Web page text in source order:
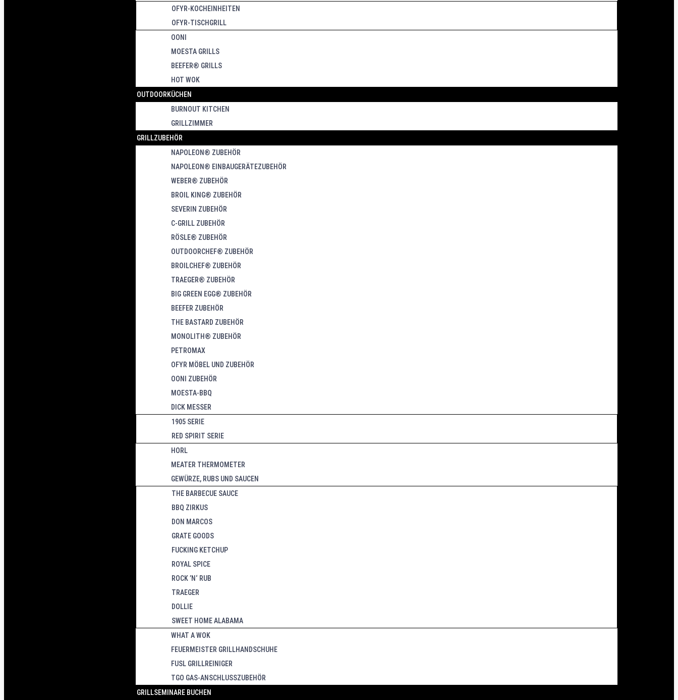
OFYR-KOCHEINHEITEN
OFYR-TISCHGRILL
OONI
MOESTA GRILLS
BEEFER® GRILLS
HOT WOK
OUTDOORKÜCHEN
BURNOUT KITCHEN
GRILLZIMMER
GRILLZUBEHÖR
NAPOLEON® ZUBEHÖR
NAPOLEON® EINBAUGERÄTEZUBEHÖR
WEBER® ZUBEHÖR
BROIL KING® ZUBEHÖR
SEVERIN ZUBEHÖR
C-GRILL ZUBEHÖR
RÖSLE® ZUBEHÖR
OUTDOORCHEF® ZUBEHÖR
BROILCHEF® ZUBEHÖR
TRAEGER® ZUBEHÖR
BIG GREEN EGG® ZUBEHÖR
BEEFER ZUBEHÖR
THE BASTARD ZUBEHÖR
MONOLITH® ZUBEHÖR
PETROMAX
OFYR MÖBEL UND ZUBEHÖR
OONI ZUBEHÖR
MOESTA-BBQ
DICK MESSER
1905 SERIE
RED SPIRIT SERIE
HORL
MEATER THERMOMETER
GEWÜRZE, RUBS UND SAUCEN
THE BARBECUE SAUCE
BBQ ZIRKUS
DON MARCOS
GRATE GOODS
FUCKING KETCHUP
ROYAL SPICE
ROCK ’N‘ RUB
TRAEGER
DOLLIE
SWEET HOME ALABAMA
WHAT A WOK
FEUERMEISTER GRILLHANDSCHUHE
FUSL GRILLREINIGER
TGO GAS-ANSCHLUSSZUBEHÖR
GRILLSEMINARE BUCHEN